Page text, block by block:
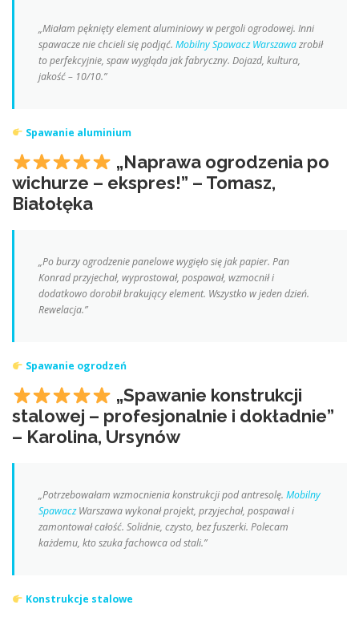
„Miałam pęknięty element aluminiowy w pergoli ogrodowej. Inni
spawacze nie chcieli się podjąć. Mobilny Spawacz Warszawazrobił
to perfekcyjnie, spaw wygląda jak fabryczny. Dojazd, kultura,
jakość – 10/10.”
Spawanie aluminium
„Naprawa ogrodzenia po
wichurze – ekspres!” – Tomasz,
Białołęka
„Po burzy ogrodzenie panelowe wygięło się jak papier. Pan
Konrad przyjechał, wyprostował, pospawał, wzmocnił i
dodatkowo dorobił brakujący element. Wszystko w jeden dzień.
Rewelacja.”
Spawanie ogrodzeń
„Spawanie konstrukcji
stalowej – profesjonalnie i dokładnie”
– Karolina, Ursynów
„Potrzebowałam wzmocnienia konstrukcji pod antresolę. Mobilny
SpawaczWarszawa wykonał projekt, przyjechał, pospawał i
zamontował całość. Solidnie, czysto, bez fuszerki. Polecam
każdemu, kto szuka fachowca od stali.”
Konstrukcje stalowe